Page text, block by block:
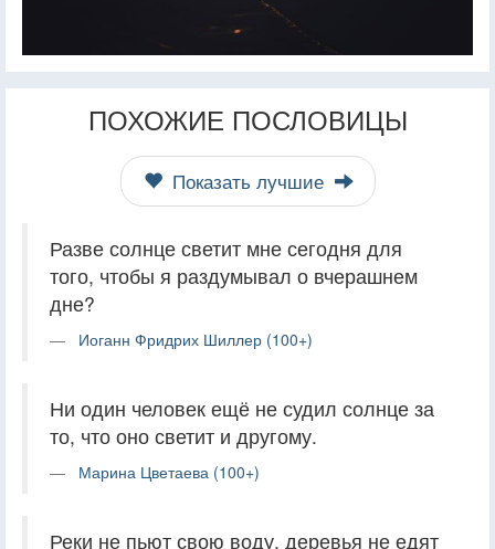
ПОХОЖИЕ ПОСЛОВИЦЫ
Показать лучшие
Разве солнце светит мне сегодня для
того, чтобы я раздумывал о вчерашнем
дне?
Иоганн Фридрих Шиллер (100+)
Ни один человек ещё не судил солнце за
то, что оно светит и другому.
Марина Цветаева (100+)
Реки не пьют свою воду, деревья не едят